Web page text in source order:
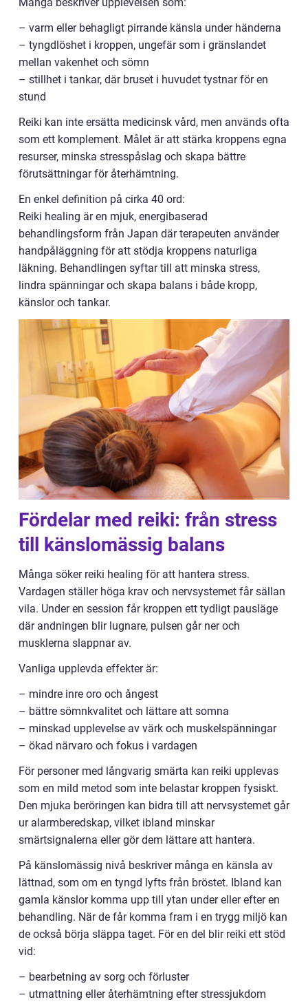
– varm eller behagligt pirrande känsla under händerna
– tyngdlöshet i kroppen, ungefär som i gränslandet
mellan vakenhet och sömn
– stillhet i tankar, där bruset i huvudet tystnar för en
stund
Reiki kan inte ersätta medicinsk vård, men används ofta
som ett komplement. Målet är att stärka kroppens egna
resurser, minska stresspåslag och skapa bättre
förutsättningar för återhämtning.
En enkel definition på cirka 40 ord:
Reiki healing är en mjuk, energibaserad
behandlingsform från Japan där terapeuten använder
handpåläggning för att stödja kroppens naturliga
läkning. Behandlingen syftar till att minska stress,
lindra spänningar och skapa balans i både kropp,
känslor och tankar.
Fördelar med reiki: från stress
till känslomässig balans
Många söker reiki healing för att hantera stress.
Vardagen ställer höga krav och nervsystemet får sällan
vila. Under en session får kroppen ett tydligt pausläge
där andningen blir lugnare, pulsen går ner och
musklerna slappnar av.
Vanliga upplevda effekter är:
– mindre inre oro och ångest
– bättre sömnkvalitet och lättare att somna
– minskad upplevelse av värk och muskelspänningar
– ökad närvaro och fokus i vardagen
För personer med långvarig smärta kan reiki upplevas
som en mild metod som inte belastar kroppen fysiskt.
Den mjuka beröringen kan bidra till att nervsystemet går
ur alarmberedskap, vilket ibland minskar
smärtsignalerna eller gör dem lättare att hantera.
På känslomässig nivå beskriver många en känsla av
lättnad, som om en tyngd lyfts från bröstet. Ibland kan
gamla känslor komma upp till ytan under eller efter en
behandling. När de får komma fram i en trygg miljö kan
de också börja släppa taget. För en del blir reiki ett stöd
vid:
– bearbetning av sorg och förluster
– utmattning eller återhämtning efter stressjukdom